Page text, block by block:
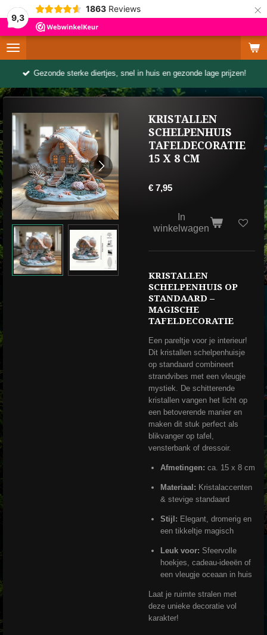
9,3
1863 Reviews ×
Gezonde sterke diertjes, snel in huis en gezonde lage prijzen!
KRISTALLEN
SCHELPENHUIS
TAFELDECORATIE
15 X 8 CM
€ 7,95
In
winkelwagen
KRISTALLEN
SCHELPENHUIS OP
STANDAARD –
MAGISCHE
TAFELDECORATIE
Een pareltje voor je interieur!
Dit kristallen schelpenhuisje
op standaard combineert
strandvibes met een vleugje
mystiek. De schitterende
kristallen vangen het licht op
een betoverende manier en
maken dit stuk perfect als
blikvanger op tafel,
vensterbank of dressoir.
Afmetingen: ca. 15 x 8 cm
Materiaal: Kristalaccenten
& stevige standaard
Stijl: Elegant, dromerig en
een tikkeltje magisch
Leuk voor: Sfeervolle
hoekjes, cadeau-ideeën of
een vleugje oceaan in huis
Laat je ruimte stralen met
deze unieke decoratie vol
karakter!